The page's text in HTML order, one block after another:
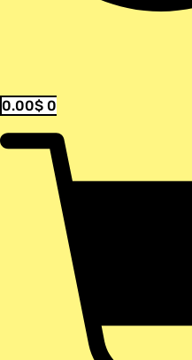
0.00$ 0